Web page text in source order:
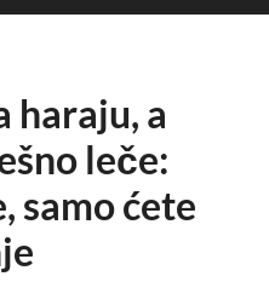
haraju, a
leče:
samo ćete